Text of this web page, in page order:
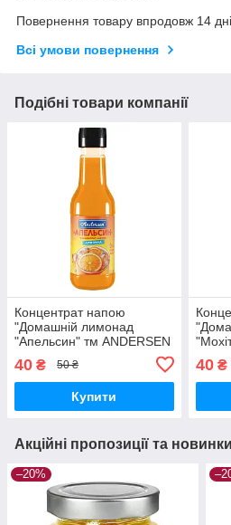
Повернення товару впродовж 14
Всі умови повернення
Подібні товари компанії
Концентрат напою
"Домашній лимонад
"Апельсин" тм ANDERSEN
40 ₴ 50 ₴
Купити
40₴
Акційні пропозиції та новинки
–20%